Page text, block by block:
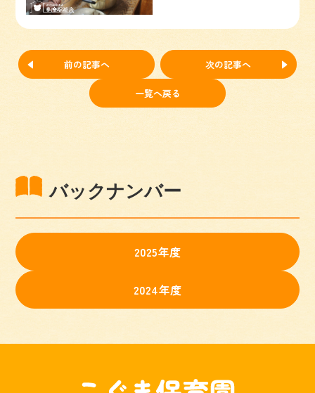
前の記事へ
一覧へ戻る
次の記事へ
バックナンバー
2025年度
2024年度